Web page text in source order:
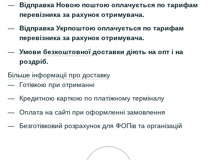
Відправка Новою поштою оплачується по тарифам
перевізника за рахунок отримувача.
Відправка Укрпоштою оплачується по тарифам
перевізника за рахунок отримувача.
Умови безкоштовноїдоставки діють на опт і на
роздріб.
Більше інформації про доставку
Готівкою при отриманні
Кредитною карткою по платіжному терміналу
Оплата на сайті при оформленні замовлення
Безготівковий розрахунок для ФОПів та організацій